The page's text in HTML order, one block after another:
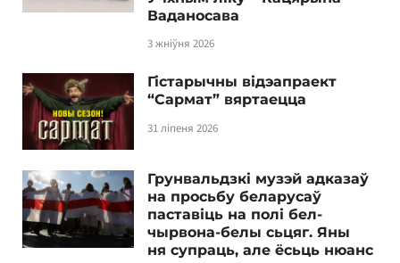
Ваданосава
3 жніўня 2026
Гістарычны відэапраект
“Сармат” вяртаецца
31 ліпеня 2026
Грунвальдзкі музэй адказаў
на просьбу беларусаў
паставіць на полі бел-
чырвона-белы сьцяг. Яны
ня супраць, але ёсьць нюанс